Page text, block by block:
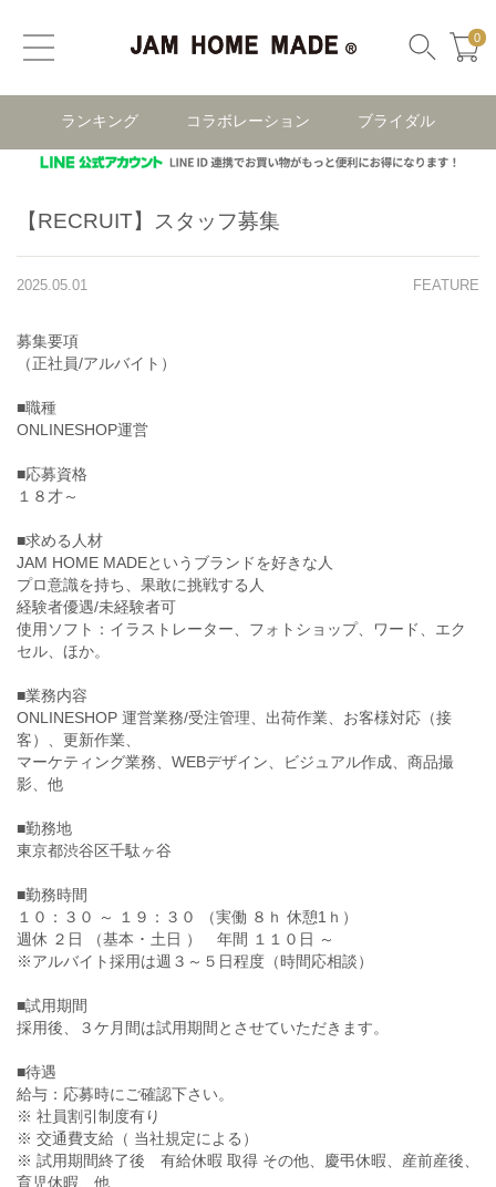
0
ランキング コラボレーション ブライダル
【RECRUIT】スタッフ募集
2025.05.01 FEATURE
募集要項
（正社員/アルバイト）
■職種
ONLINESHOP運営
■応募資格
１８才～
■求める人材
JAM HOME MADEというブランドを好きな人
プロ意識を持ち、果敢に挑戦する人
経験者優遇/未経験者可
使用ソフト：イラストレーター、フォトショップ、ワード、エク
セル、ほか。
■業務内容
ONLINESHOP 運営業務/受注管理、出荷作業、お客様対応（接
客）、更新作業、
マーケティング業務、WEBデザイン、ビジュアル作成、商品撮
影、他
■勤務地
東京都渋谷区千駄ヶ谷
■勤務時間
１０：３０ ～ １９：３０ （実働 ８ｈ 休憩1ｈ）
週休 ２日 （基本 ･ 土日 ） 年間 １１０日 ～
※アルバイト採用は週３～５日程度（時間応相談）
■試用期間
採用後、３ケ月間は試用期間とさせていただきます。
■待遇
給与：応募時にご確認下さい。
※ 社員割引制度有り
※ 交通費支給（ 当社規定による）
※ 試用期間終了後 有給休暇 取得 その他、慶弔休暇、産前産後、
育児休暇、他